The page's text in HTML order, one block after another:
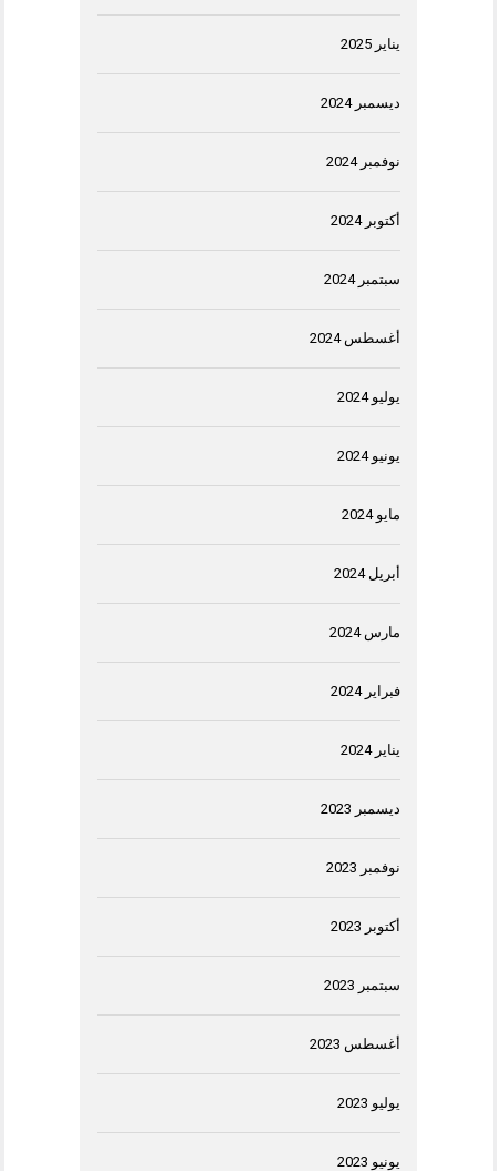
يناير 2025
ديسمبر 2024
نوفمبر 2024
أكتوبر 2024
سبتمبر 2024
أغسطس 2024
يوليو 2024
يونيو 2024
مايو 2024
أبريل 2024
مارس 2024
فبراير 2024
يناير 2024
ديسمبر 2023
نوفمبر 2023
أكتوبر 2023
سبتمبر 2023
أغسطس 2023
يوليو 2023
يونيو 2023